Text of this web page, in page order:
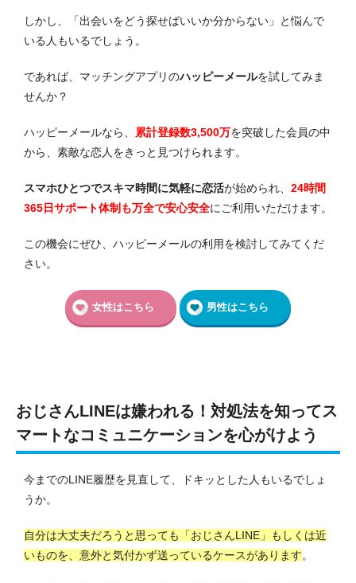
しかし、「出会いをどう探せばいいか分からない」と悩んで
いる人もいるでしょう。
であれば、マッチングアプリのハッピーメールを試してみま
せんか？
ハッピーメールなら、 累計登録数3,500万を突破した会員の中
から、素敵な恋人をきっと見つけられます。
スマホひとつでスキマ時間に気軽に恋活が始められ、 24時間
365日サポート体制も万全で安心安全にご利用いただけます。
この機会にぜひ、ハッピーメールの利用を検討してみてくだ
さい。
女性はこちら 男性はこちら
おじさんLINEは嫌われる！対処法を知ってス
マートなコミュニケーションを心がけよう
今までのLINE履歴を見直して、ドキッとした人もいるでしょ
うか。
自分は大丈夫だろうと思っても「おじさんLINE」もしくは近
いものを、意外と気付かず送っているケースがあります。